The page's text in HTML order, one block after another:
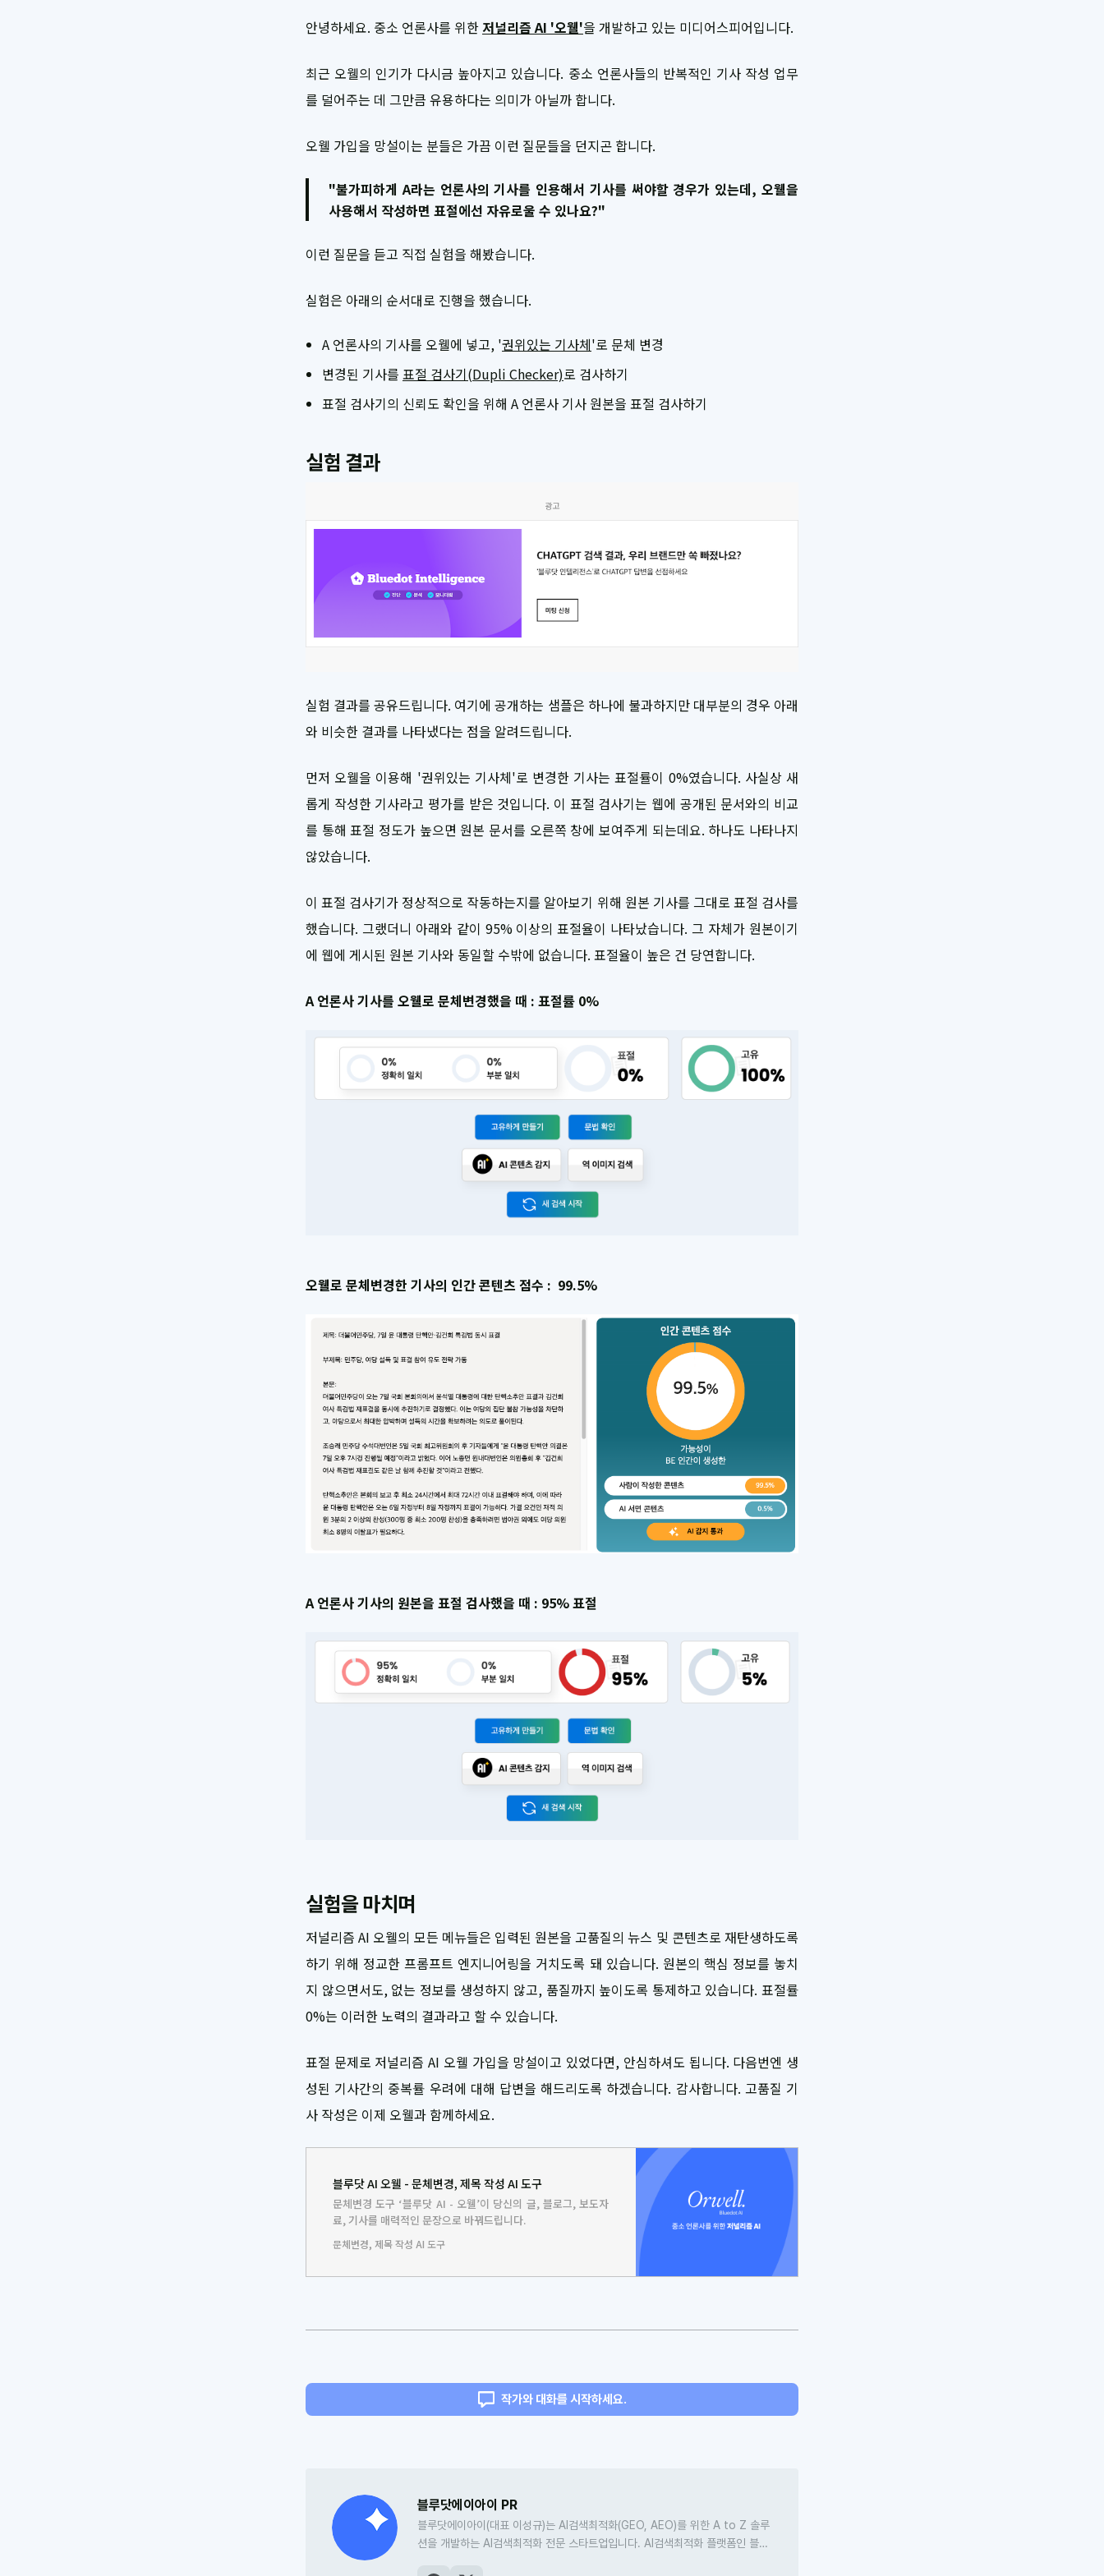
안녕하세요. 중소 언론사를 위한 저널리즘 AI '오웰'을 개발하고 있는 미디어스피어입니다.
최근 오웰의 인기가 다시금 높아지고 있습니다. 중소 언론사들의 반복적인 기사 작성 업무
를 덜어주는 데 그만큼 유용하다는 의미가 아닐까 합니다.
오웰 가입을 망설이는 분들은 가끔 이런 질문들을 던지곤 합니다.
"불가피하게 A라는 언론사의 기사를 인용해서 기사를 써야할 경우가 있는데, 오웰을
사용해서 작성하면 표절에선 자유로울 수 있나요?"
이런 질문을 듣고 직접 실험을 해봤습니다.
실험은 아래의 순서대로 진행을 했습니다.
A 언론사의 기사를 오웰에 넣고, '권위있는 기사체'로 문체 변경
변경된 기사를 표절 검사기(Dupli Checker)로 검사하기
표절 검사기의 신뢰도 확인을 위해 A 언론사 기사 원본을 표절 검사하기
실험 결과
광고
실험 결과를 공유드립니다. 여기에 공개하는 샘플은 하나에 불과하지만 대부분의 경우 아래
와 비슷한 결과를 나타냈다는 점을 알려드립니다.
먼저 오웰을 이용해 '권위있는 기사체'로 변경한 기사는 표절률이 0%였습니다. 사실상 새
롭게 작성한 기사라고 평가를 받은 것입니다. 이 표절 검사기는 웹에 공개된 문서와의 비교
를 통해 표절 정도가 높으면 원본 문서를 오른쪽 창에 보여주게 되는데요. 하나도 나타나지
않았습니다.
이 표절 검사기가 정상적으로 작동하는지를 알아보기 위해 원본 기사를 그대로 표절 검사를
했습니다. 그랬더니 아래와 같이 95% 이상의 표절율이 나타났습니다. 그 자체가 원본이기
에 웹에 게시된 원본 기사와 동일할 수밖에 없습니다. 표절율이 높은 건 당연합니다.
A 언론사 기사를 오웰로 문체변경했을 때 : 표절률 0%
오웰로 문체변경한 기사의 인간 콘텐츠 점수 : 99.5%
A 언론사 기사의 원본을 표절 검사했을 때 : 95% 표절
실험을 마치며
저널리즘 AI 오웰의 모든 메뉴들은 입력된 원본을 고품질의 뉴스 및 콘텐츠로 재탄생하도록
하기 위해 정교한 프롬프트 엔지니어링을 거치도록 돼 있습니다. 원본의 핵심 정보를 놓치
지 않으면서도, 없는 정보를 생성하지 않고, 품질까지 높이도록 통제하고 있습니다. 표절률
0%는 이러한 노력의 결과라고 할 수 있습니다.
표절 문제로 저널리즘 AI 오웰 가입을 망설이고 있었다면, 안심하셔도 됩니다. 다음번엔 생
성된 기사간의 중복률 우려에 대해 답변을 해드리도록 하겠습니다. 감사합니다. 고품질 기
사 작성은 이제 오웰과 함께하세요.
블루닷 AI 오웰 - 문체변경, 제목 작성 AI 도구
문체변경 도구 ‘블루닷 AI - 오웰’이 당신의 글, 블로그, 보도자
료, 기사를 매력적인 문장으로 바꿔드립니다.
문체변경, 제목 작성 AI 도구
작가와 대화를 시작하세요.
블루닷에이아이 PR
블루닷에이아이(대표 이성규)는 AI검색최적화(GEO, AEO)를 위한 A to Z 솔루
션을 개발하는 AI검색최적화 전문 스타트업입니다. AI검색최적화 플랫폼인 블루